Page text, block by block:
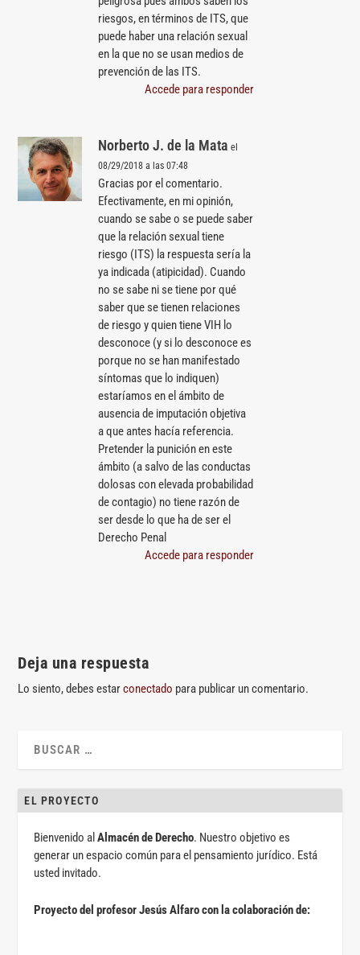
riesgos, en términos de ITS, que
puede haber una relación sexual
en la que no se usan medios de
prevención de las ITS.
Accede para responder
Norberto J. de la Mata el
08/29/2018 a las 07:48
Gracias por el comentario.
Efectivamente, en mi opinión,
cuando se sabe o se puede saber
que la relación sexual tiene
riesgo (ITS) la respuesta sería la
ya indicada (atipicidad). Cuando
no se sabe ni se tiene por qué
saber que se tienen relaciones
de riesgo y quien tiene VIH lo
desconoce (y si lo desconoce es
porque no se han manifestado
síntomas que lo indiquen)
estaríamos en el ámbito de
ausencia de imputación objetiva
a que antes hacía referencia.
Pretender la punición en este
ámbito (a salvo de las conductas
dolosas con elevada probabilidad
de contagio) no tiene razón de
ser desde lo que ha de ser el
Derecho Penal
Accede para responder
Deja una respuesta
Lo siento, debes estarconectado para publicar un comentario.
EL PROYECTO
Bienvenido alAlmacén de Derecho. Nuestro objetivo es
generar un espacio común para el pensamiento jurídico. Está
usted invitado.
Proyecto del profesor Jesús Alfaro con la colaboración de: